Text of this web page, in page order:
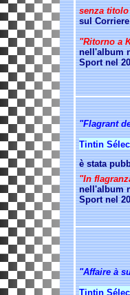
senza titolo
sul
"Ritorno a
nell'album
Sport nel
"Flagrant
Tintin
è stata
"In
nell'album
Sport nel
"Affaire à
Tintin